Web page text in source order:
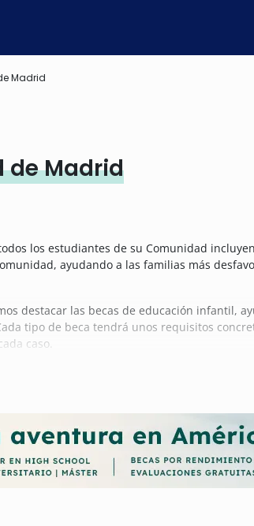
Madrid
de Madrid
los estudiantes de su Comunidad
ayudando a las familias más
destacar las becas de educación infantil,
tipo de beca tendrá unos requisitos
caso.
Comunidad de Madrid, te contaremos